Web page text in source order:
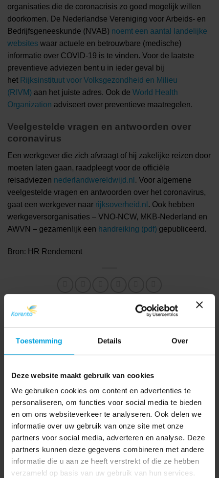
Toestemming Details Over
Deze website maakt gebruik van cookies
We gebruiken cookies om content en advertenties te
personaliseren, om functies voor social media te bieden
en om ons websiteverkeer te analyseren. Ook delen we
informatie over uw gebruik van onze site met onze
partners voor social media, adverteren en analyse. Deze
partners kunnen deze gegevens combineren met andere
informatie die u aan ze heeft verstrekt of die ze hebben
verzameld op basis van uw gebruik van hun services.
organisaties die de coronacrisis zo goed mogelijk willen
doorkomen. De Nederlandse Vereniging voor Arbeids- en
Bedrijfsgeneeskunde (NVAB) noemt een aantal landelijke
websites waar actuele en betrouwbare (medische)
informatie over COVID-19 is te vinden. Voor de laatste
preventieve adviezen bent u in ieder geval bij
het Rijksinstituut voor Volksgezondheid en Milieu
(RIVM) aan het juiste adres. Ook de World Health
Organization adviseert over preventieve maatregelen.
Veelgestelde vragen en antwoorden over
coronavirus
Een werkgever die zich afvraagt of hij zakelijke reizen door
moeten laten gaan, raadpleegt voor de officiële
reisadviezen nederlandwereldwijd.nl . Voor algemene
veelgestelde vragen en antwoorden over het coronavirus,
gaat een werkgever naar rijksoverheid.nl . Ook hebben
werkgeversorganisaties – VNO-NCW, MKB-Nederland en
AWVN – gezamenlijk een handreiking (pdf) gepubliceerd.
Bron: HR Rendement
COVID-19
AVG(15)
Coronavirus(3)
Coronavirus(71)